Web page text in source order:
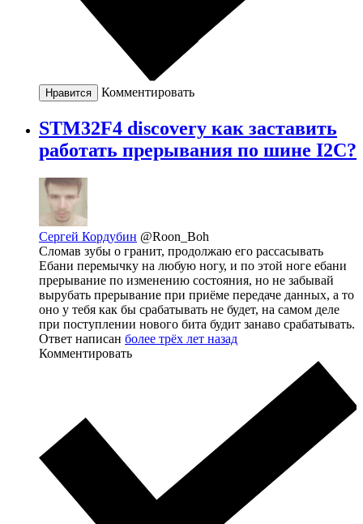
Нравится Комментировать
STM32F4 discovery как заставить
работать прерывания по шине I2C?
Сергей Кордубин @Roon_Boh
Сломав зубы о гранит, продолжаю его рассасывать
Ебани перемычку на любую ногу, и по этой ноге ебани
прерывание по изменению состояния, но не забывай
вырубать прерывание при приёме передаче данных, а то
оно у тебя как бы срабатывать не будет, на самом деле
при поступлении нового бита будит занаво срабатывать.
Ответ написан более трёх лет назад
Комментировать